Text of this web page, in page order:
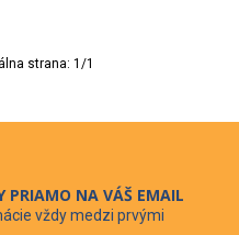
strana: 1 /1
PRIAMO NA VÁŠ EMAIL
vždy medzi prvými